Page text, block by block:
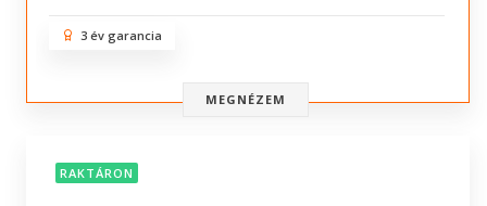
3 év garancia
MEGNÉZEM
RAKTÁRON